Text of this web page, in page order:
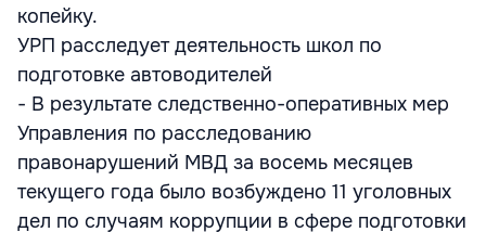
копейку.
УРП расследует деятельность школ по
подготовке автоводителей
- В результате следственно-оперативных мер
Управления по расследованию
правонарушений МВД за восемь месяцев
текущего года было возбуждено 11 уголовных
дел по случаям коррупции в сфере подготовки